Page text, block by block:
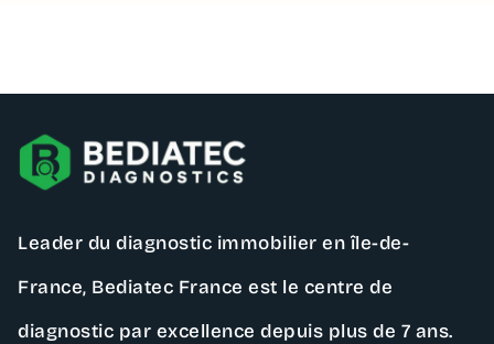
Leader du diagnostic immobilier en île-de-
France, Bediatec France est le centre de
diagnostic par excellence depuis plus de 7 ans.